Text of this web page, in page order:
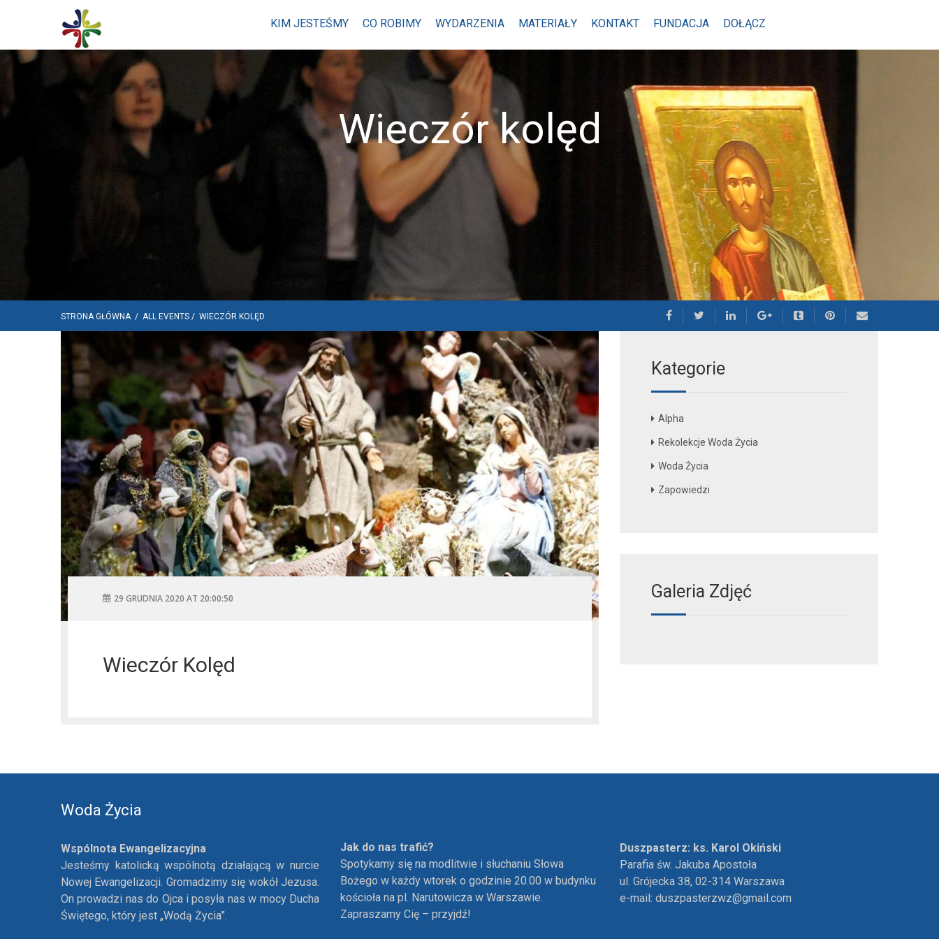
KIM JESTEŚMY CO ROBIMY WYDARZENIA MATERIAŁY KONTAKT FUNDACJA DOŁĄCZ
Wieczór kolęd
STRONA GŁÓWNA / ALL EVENTS / WIECZÓR KOLĘD
29 GRUDNIA 2020 AT 20:00:50
Wieczór Kolęd
Kategorie
Alpha
Rekolekcje Woda Życia
Woda Życia
Zapowiedzi
Galeria Zdjęć
Woda Życia
Wspólnota Ewangelizacyjna
Jesteśmy katolicką wspólnotą działającą w nurcie
Nowej Ewangelizacji. Gromadzimy się wokół Jezusa.
On prowadzi nas do Ojca i posyła nas w mocy Ducha
Świętego, który jest „Wodą Życia”.
Jak do nas trafić?
Spotykamy się na modlitwie i słuchaniu Słowa
Bożego w każdy wtorek o godzinie 20.00 w budynku
kościoła na pl. Narutowicza w Warszawie.
Zapraszamy Cię – przyjdź!
Duszpasterz: ks. Karol Okiński
Parafia św. Jakuba Apostoła
ul. Grójecka 38, 02-314 Warszawa
e-mail: duszpasterzwz@gmail.com